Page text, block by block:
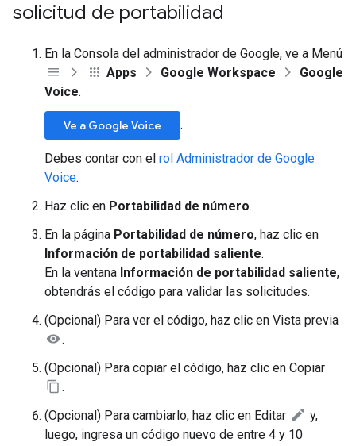
solicitud de portabilidad
En la Consola del administrador de Google, ve a Menú
Apps
Google Workspace
Google
Voice.
Ve a Google Voice .
Debes contar con el rol Administrador de Google
Voice.
Haz clic en Portabilidad de número.
En la página Portabilidad de número, haz clic en
Información de portabilidad saliente.
En la ventana Información de portabilidad saliente,
obtendrás el código para validar las solicitudes.
(Opcional) Para ver el código, haz clic en Vista previa
.
(Opcional) Para copiar el código, haz clic en Copiar
.
(Opcional) Para cambiarlo, haz clic en Editar
y,
luego, ingresa un código nuevo de entre 4 y 10